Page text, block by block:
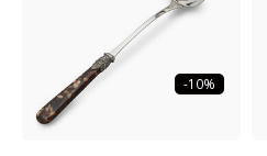
-10%